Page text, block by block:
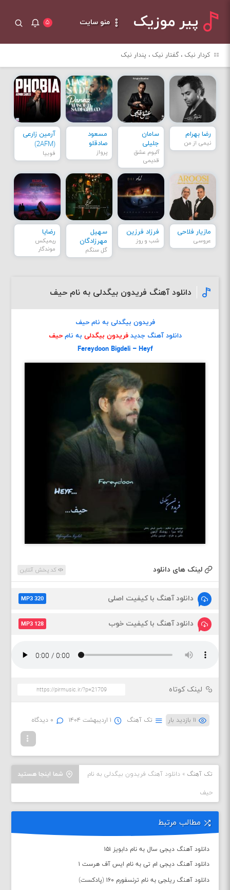
پیر موزیک منو سایت ۵
کردار نیک ، گفتار نیک ، پندار نیک
رضا بهرام
نیمی از من
سامان
جلیلی
آلبوم عشق
قدیمی
مسعود
صادقلو
پرواز
آرمین زارعی
(2AFM)
فوبیا
مازیار فلاحی
عروسی
فرزاد فرزین
شب و روز
سهیل
مهرزادگان
گل سنگم
رضایا
ریمیکس
موندگار
دانلود آهنگ فریدون بیگدلی به نام حیف
فریدون بیگدلی به نام حیف
دانلود آهنگ جدید فریدون بیگدلی به نامحیف
Fereydoon Bigdeli – Heyf
لینک های دانلود کد پخش آنلاین
دانلود آهنگ با کیفیت اصلی MP3 320
دانلود آهنگ با کیفیت خوب MP3 128
لینک کوتاه
۱۱ بازدید بار تک آهنگ ۱ اردیبهشت ۱۴۰۴ ۰ دیدگاه
شما اینجا هستید تک آهنگ »دانلود آهنگ فریدون بیگدلی به نام
حیف
مطالب مرتبط
دانلود آهنگ دیجی سال به نام دابویز ۱۵۱
دانلود آهنگ دیجی ام تی به نام ایس آف هرست ۱
دانلود آهنگ ریلجی به نام ترنسفورم ۱۶۰ (پادکست)